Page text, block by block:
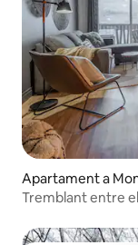
Apartament a
Tremblant entre